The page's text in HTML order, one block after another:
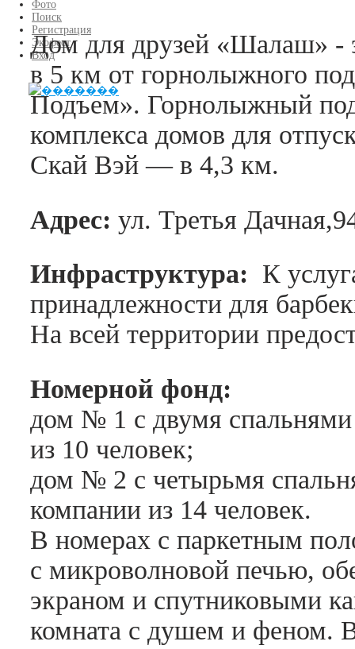
Фото
Поиск
Регистрация
Экофест
Вход
Дом для друзей «Шалаш» -
в 5 км от горнолыжного
Подъем». Горнолыжный
комплекса домов для
Скай Вэй — в 4,3 км.
Адрес: ул. Третья
Инфраструктура: К
принадлежности для
На всей территории
Номерной фонд:
дом № 1 с двумя
из 10 человек;
дом № 2 с четырьмя
компании из 14 человек.
В номерах с паркетным
с микроволновой печью,
экраном и спутниковыми
комната с душем и феном.